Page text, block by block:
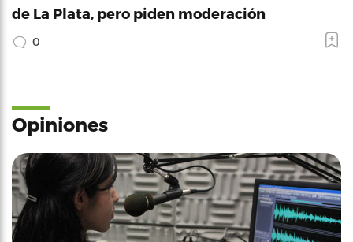
de La Plata, pero piden moderación
0
Opiniones